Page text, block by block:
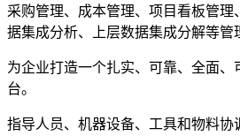
采购管理、成本管理、项目看板管
据集成分析、上层数据集成分解等管
为企业打造一个扎实、可靠、全面、
台。
指导人员、机器设备、工具和物料协